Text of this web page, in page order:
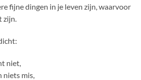
fijne dingen in je leven zijn, waarvoor
zijn.
niet,
niets mis,